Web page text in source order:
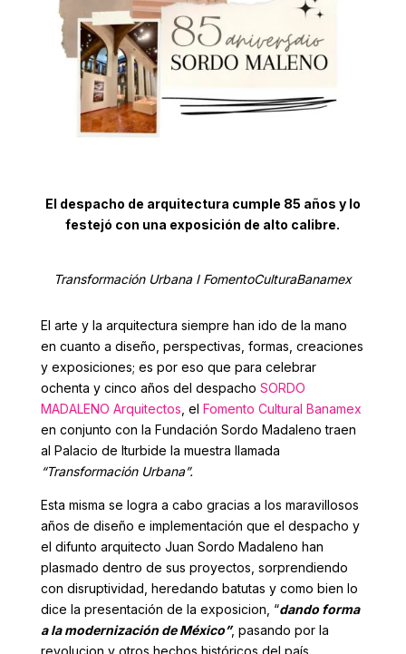
El despacho de arquitectura cumple 85 años y lo
festejó con una exposición de alto calibre.
Transformación Urbana I FomentoCulturaBanamex
El arte y la arquitectura siempre han ido de la mano
en cuanto a diseño, perspectivas, formas, creaciones
y exposiciones; es por eso que para celebrar
ochenta y cinco años del despacho SORDO
MADALENO Arquitectos , el Fomento Cultural Banamex
en conjunto con la Fundación Sordo Madaleno traen
al Palacio de Iturbide la muestra llamada
“Transformación Urbana”.
Esta misma se logra a cabo gracias a los maravillosos
años de diseño e implementación que el despacho y
el difunto arquitecto Juan Sordo Madaleno han
plasmado dentro de sus proyectos, sorprendiendo
con disruptividad, heredando batutas y como bien lo
dice la presentación de la exposicion, “dando forma
a la modernización de México”, pasando por la